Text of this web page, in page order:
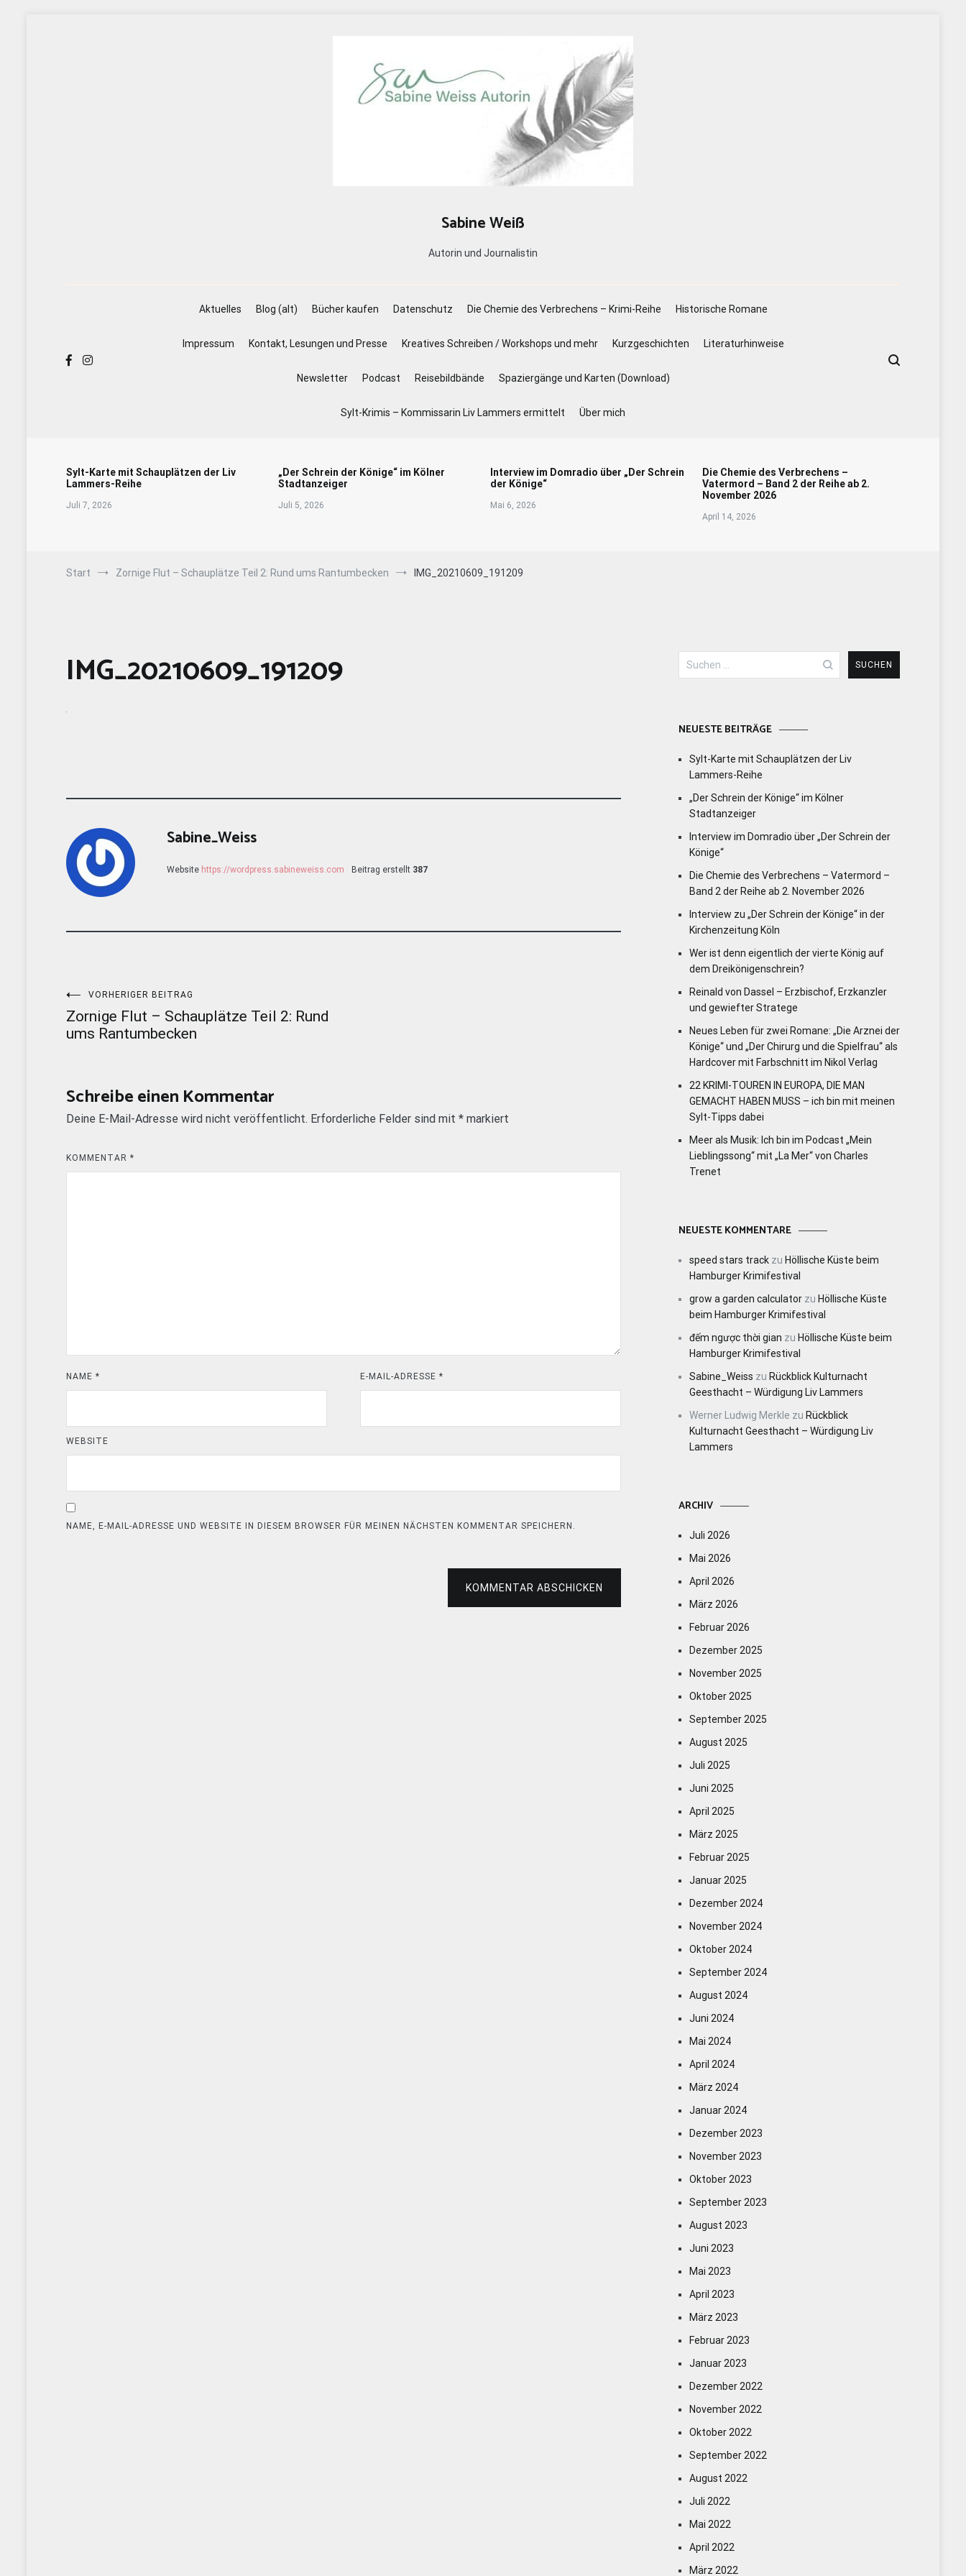
Sabine Weiß
Autorin und Journalistin
Aktuelles Blog (alt) Bücher kaufen Datenschutz Die Chemie des Verbrechens – Krimi-Reihe Historische Romane
Impressum Kontakt, Lesungen und Presse Kreatives Schreiben / Workshops und mehr Kurzgeschichten Literaturhinweise
Newsletter Podcast Reisebildbände Spaziergänge und Karten (Download)
Sylt-Krimis – Kommissarin Liv Lammers ermittelt Über mich
Sylt-Karte mit Schauplätzen der Liv
Lammers-Reihe
Juli 7, 2026
„Der Schrein der Könige“ im Kölner
Stadtanzeiger
Juli 5, 2026
Interview im Domradio über „Der Schrein
der Könige“
Mai 6, 2026
Die Chemie des Verbrechens –
Vatermord – Band 2 der Reihe ab 2.
November 2026
April 14, 2026
Start Zornige Flut – Schauplätze Teil 2: Rund ums Rantumbecken IMG_20210609_191209
IMG_20210609_191209
Sabine_Weiss
Website https://wordpress.sabineweiss.com Beitrag erstellt 387
Beitragsnavigation
VORHERIGER BEITRAG
Zornige Flut – Schauplätze Teil 2: Rund
ums Rantumbecken
Schreibe einen Kommentar
Deine E-Mail-Adresse wird nicht veröffentlicht. Erforderliche Felder sind mit * markiert
KOMMENTAR *
NAME * E-MAIL-ADRESSE*
WEBSITE
NAME, E-MAIL-ADRESSE UND WEBSITE IN DIESEM BROWSER FÜR MEINEN NÄCHSTEN KOMMENTAR SPEICHERN.
KOMMENTAR ABSCHICKEN
Suchen
nach:
NEUESTE BEITRÄGE
Sylt-Karte mit Schauplätzen der Liv
Lammers-Reihe
„Der Schrein der Könige“ im Kölner
Stadtanzeiger
Interview im Domradio über „Der Schrein der
Könige“
Die Chemie des Verbrechens – Vatermord –
Band 2 der Reihe ab 2. November 2026
Interview zu „Der Schrein der Könige“ in der
Kirchenzeitung Köln
Wer ist denn eigentlich der vierte König auf
dem Dreikönigenschrein?
Reinald von Dassel – Erzbischof, Erzkanzler
und gewiefter Stratege
Neues Leben für zwei Romane: „Die Arznei der
Könige“ und „Der Chirurg und die Spielfrau“ als
Hardcover mit Farbschnitt im Nikol Verlag
22 KRIMI-TOUREN IN EUROPA, DIE MAN
GEMACHT HABEN MUSS – ich bin mit meinen
Sylt-Tipps dabei
Meer als Musik: Ich bin im Podcast „Mein
Lieblingssong“ mit „La Mer“ von Charles
Trenet
NEUESTE KOMMENTARE
speed stars track zu Höllische Küste beim
Hamburger Krimifestival
grow a garden calculator zu Höllische Küste
beim Hamburger Krimifestival
đếm ngược thời gian zu Höllische Küste beim
Hamburger Krimifestival
Sabine_Weiss zu Rückblick Kulturnacht
Geesthacht – Würdigung Liv Lammers
Werner Ludwig Merkle zu Rückblick
Kulturnacht Geesthacht – Würdigung Liv
Lammers
ARCHIV
Juli 2026
Mai 2026
April 2026
März 2026
Februar 2026
Dezember 2025
November 2025
Oktober 2025
September 2025
August 2025
Juli 2025
Juni 2025
April 2025
März 2025
Februar 2025
Januar 2025
Dezember 2024
November 2024
Oktober 2024
September 2024
August 2024
Juni 2024
Mai 2024
April 2024
März 2024
Januar 2024
Dezember 2023
November 2023
Oktober 2023
September 2023
August 2023
Juni 2023
Mai 2023
April 2023
März 2023
Februar 2023
Januar 2023
Dezember 2022
November 2022
Oktober 2022
September 2022
August 2022
Juli 2022
Mai 2022
April 2022
März 2022